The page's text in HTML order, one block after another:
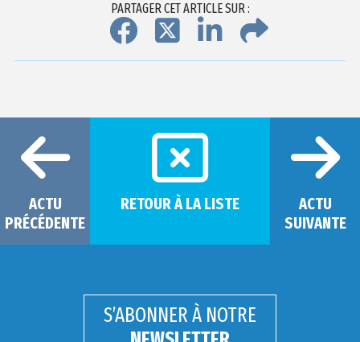
PARTAGER CET ARTICLE SUR :
ACTU
PRÉCÉDENTE
RETOUR À LA LISTE
ACTU
SUIVANTE
S’ABONNER À NOTRE